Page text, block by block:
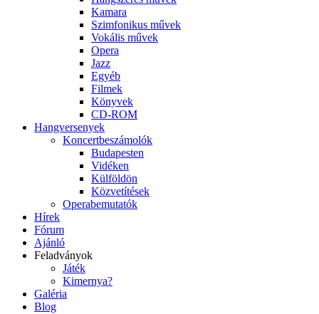
Kamara
Szimfonikus művek
Vokális művek
Opera
Jazz
Egyéb
Filmek
Könyvek
CD-ROM
Hangversenyek
Koncertbeszámolók
Budapesten
Vidéken
Külföldön
Közvetítések
Operabemutatók
Hírek
Fórum
Ajánló
Feladványok
Játék
Kimernya?
Galéria
Blog